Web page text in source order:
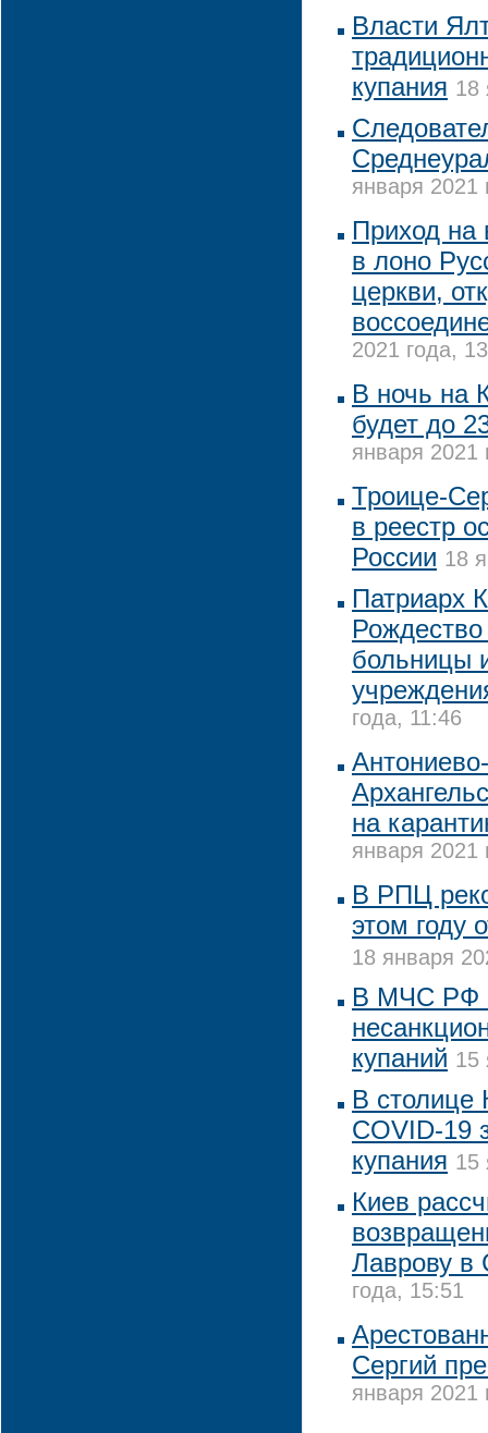
Власти
купания 18
января 2021
Приход на
в лоно
церкви,
2021 года,
В ночь на
будет до
января 2021
Троице-
в реестр
России 18
Патриарх
больницы
года, 11:46
на
января 2021
В РПЦ
этом году
18 января
В МЧС РФ
купаний 15
В столице
COVID-19
купания 15
Киев
Лаврову в
года, 15:51
Сергий
января 2021